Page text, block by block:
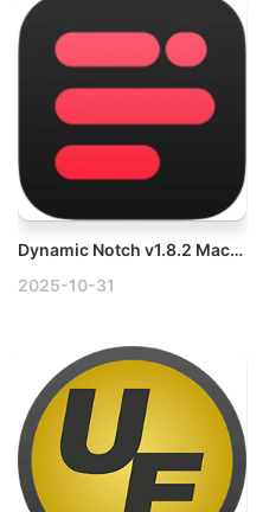
Dynamic Notch v1.8.2 Mac灵动歌词破解版
2025-10-31